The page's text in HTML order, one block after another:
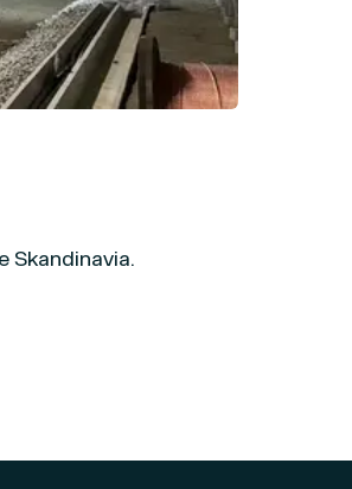
Skandinavia.